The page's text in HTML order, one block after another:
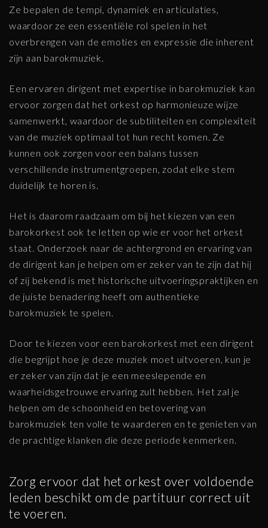
Ze bepalen de tempi, dynamiek en articulaties,
waardoor ze een essentiële rol spelen in het
overbrengen van de emoties en expressie die inherent
zijn aan barokmuziek.
Een ervaren dirigent met expertise in barokmuziek kan
ervoor zorgen dat het orkest op harmonieuze wijze
samenwerkt, waardoor de subtiliteiten en complexiteit
van de muziek optimaal tot hun recht komen. Ze
kunnen ook zorgen voor een balans tussen
verschillende instrumentgroepen, zodat elke stem
duidelijk te horen is.
Het is daarom raadzaam om bij het kiezen van een
barokorkest ook te letten op wie er voor het orkest
staat. Onderzoek naar de achtergrond en ervaring van
de dirigent kan je helpen om er zeker van te zijn dat hij
of zij bekend is met historische uitvoeringspraktijken en
de juiste benadering heeft om authentieke
barokmuziek te spelen.
Door te kiezen voor een barokorkest met een dirigent
die begrijpt hoe je deze muziek moet uitvoeren, kun je
er zeker van zijn dat je een meeslepende en
waarheidsgetrouwe ervaring zult hebben. Het zal je
helpen om de schoonheid en betovering van
barokmuziek ten volle te waarderen en te genieten van
de prachtige klanken die deze periode kenmerken.
Zorg ervoor dat het orkest over voldoende
leden beschikt om de partituur correct uit
te voeren.